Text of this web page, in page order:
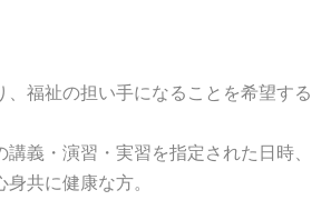
福祉の担い手になることを希望する
義・演習・実習を指定された日時、
共に健康な方。